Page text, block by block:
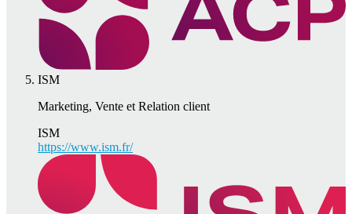
ISM
Marketing, Vente et Relation client
ISM
https://www.ism.fr/